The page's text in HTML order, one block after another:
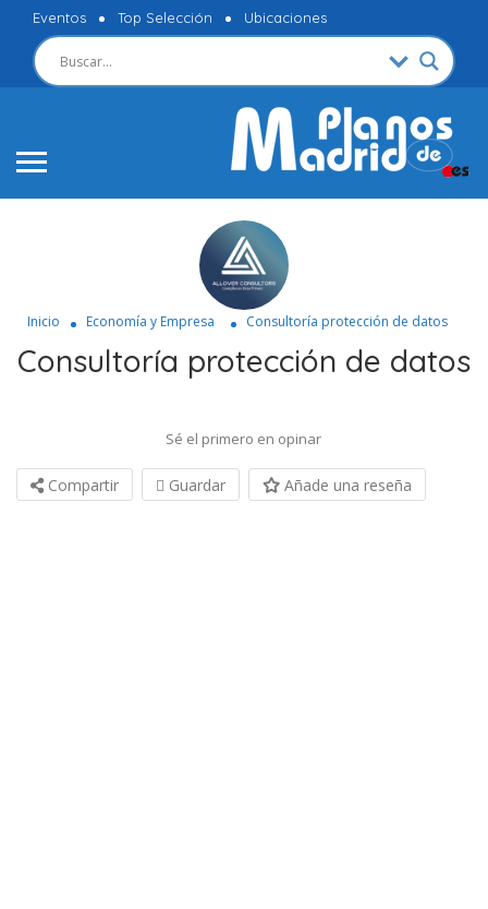
Eventos Top Selección Ubicaciones
Inicio Economía y Empresa Consultoría protección de datos
Consultoría protección de datos
Sé el primero en opinar
Compartir Guardar Añade una reseña